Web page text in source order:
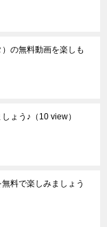
の無料動画を楽しも
ょう♪ （10 view）
料で楽しみましょう